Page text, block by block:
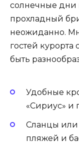
солнечные дни
прохладный
неожиданно.
гостей
быть
Удобные
«Сириус» и
Сланцы или
пляжей и